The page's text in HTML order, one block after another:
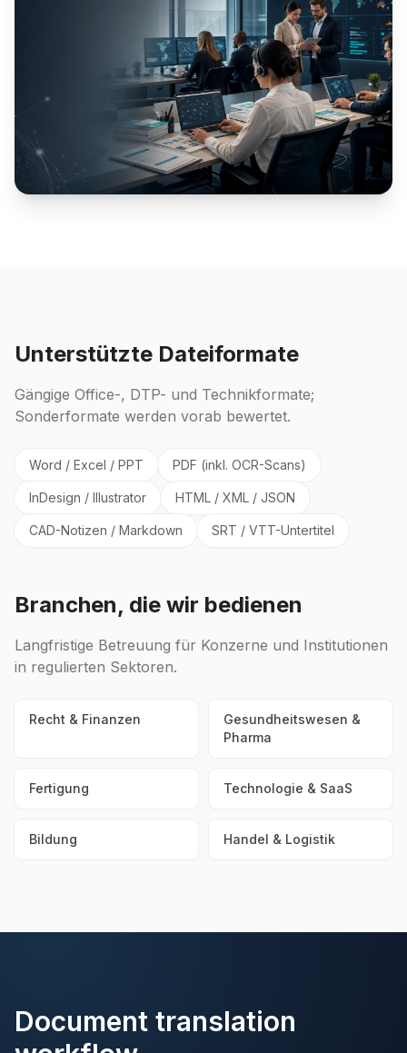
Unterstützte Dateiformate
Gängige Office-, DTP- und Technikformate;
Sonderformate werden vorab bewertet.
Word / Excel / PPT PDF (inkl. OCR-Scans)
InDesign / Illustrator HTML / XML / JSON
CAD-Notizen / Markdown SRT / VTT-Untertitel
Branchen, die wir bedienen
Langfristige Betreuung für Konzerne und Institutionen
in regulierten Sektoren.
Recht & Finanzen
Gesundheitswesen &
Pharma
Fertigung Technologie & SaaS
Bildung Handel & Logistik
Document translation